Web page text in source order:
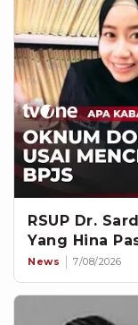
RSUP Dr.
Yang Hina
News 7/08/2026